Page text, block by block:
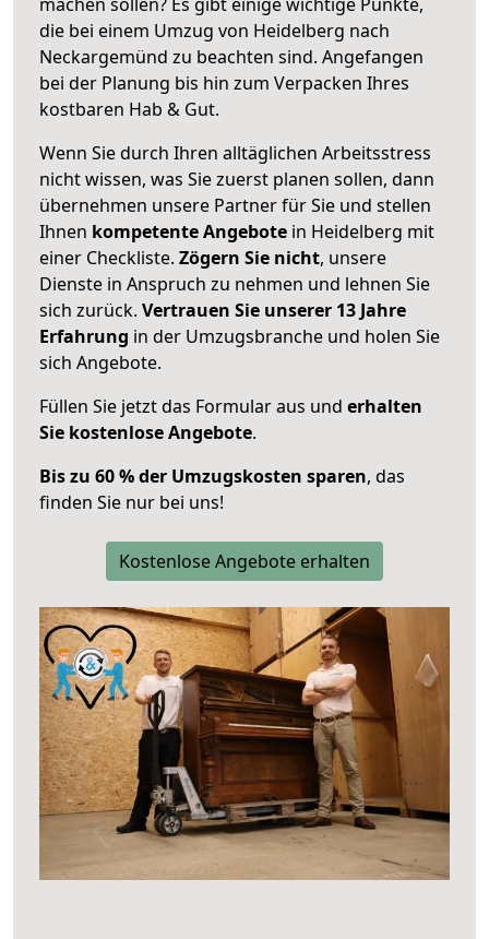
die bei einem Umzug von Heidelberg nach
Neckargemünd zu beachten sind. Angefangen
bei der Planung bis hin zum Verpacken Ihres
kostbaren Hab & Gut.
Wenn Sie durch Ihren alltäglichen Arbeitsstress
nicht wissen, was Sie zuerst planen sollen, dann
übernehmen unsere Partner für Sie und stellen
Ihnen kompetente Angebote in Heidelberg mit
einer Checkliste. Zögern Sie nicht, unsere
Dienste in Anspruch zu nehmen und lehnen Sie
sich zurück. Vertrauen Sie unserer 13 Jahre
Erfahrung in der Umzugsbranche und holen Sie
sich Angebote.
Füllen Sie jetzt das Formular aus und erhalten
Sie kostenlose Angebote.
Bis zu 60 % der Umzugskosten sparen, das
finden Sie nur bei uns!
Kostenlose Angebote erhalten